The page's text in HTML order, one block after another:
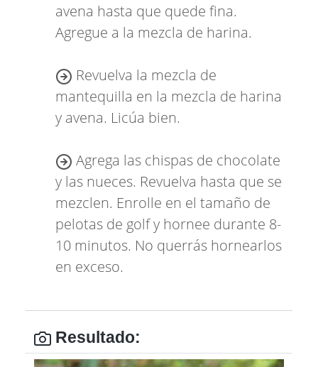
avena hasta que quede fina.
Agregue a la mezcla de harina.
Revuelva la mezcla de
mantequilla en la mezcla de harina
y avena. Licúa bien.
Agrega las chispas de chocolate
y las nueces. Revuelva hasta que se
mezclen. Enrolle en el tamaño de
pelotas de golf y hornee durante 8-
10 minutos. No querrás hornearlos
en exceso.
Resultado: